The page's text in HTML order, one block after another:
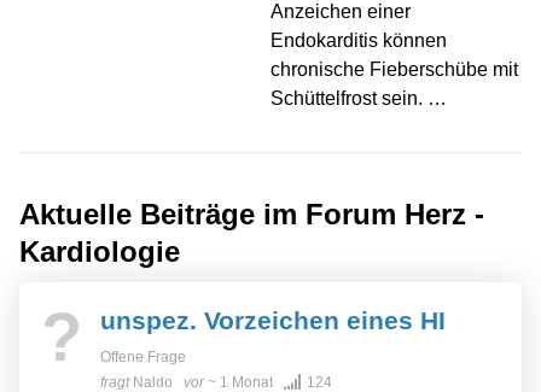
Anzeichen einer
Endokarditis können
chronische Fieberschübe mit
Schüttelfrost sein. …
Aktuelle Beiträge im Forum Herz -
Kardiologie
? unspez. Vorzeichen eines HI
Offene Frage
fragt Naldo vor~ 1 Monat 124